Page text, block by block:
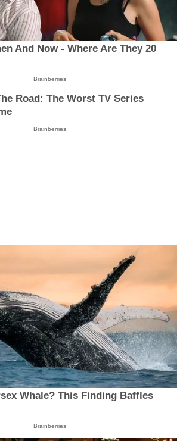
And Now - Where Are They 20
Brainberries
Road: The Worst TV Series
Brainberries
Whale? This Finding Baffles
Brainberries